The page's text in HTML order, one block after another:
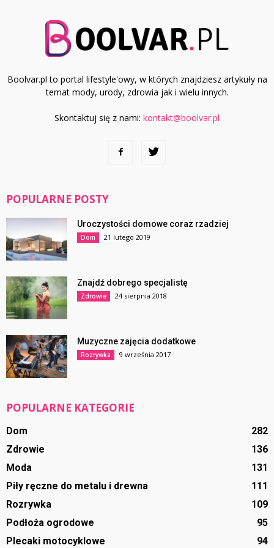
Boolvar.pl to portal lifestyle'owy, w których znajdziesz artykuły na
temat mody, urody, zdrowia jak i wielu innych.
Skontaktuj się z nami: kontakt@boolvar.pl
POPULARNE POSTY
Uroczystości domowe coraz rzadziej
Dom 21 lutego 2019
Znajdź dobrego specjalistę
Zdrowie 24 sierpnia 2018
Muzyczne zajęcia dodatkowe
Rozrywka 9 września 2017
POPULARNE KATEGORIE
Dom
282
Zdrowie
136
Moda
131
Piły ręczne do metalu i drewna
111
Rozrywka
109
Podłoża ogrodowe
95
Plecaki motocyklowe
94